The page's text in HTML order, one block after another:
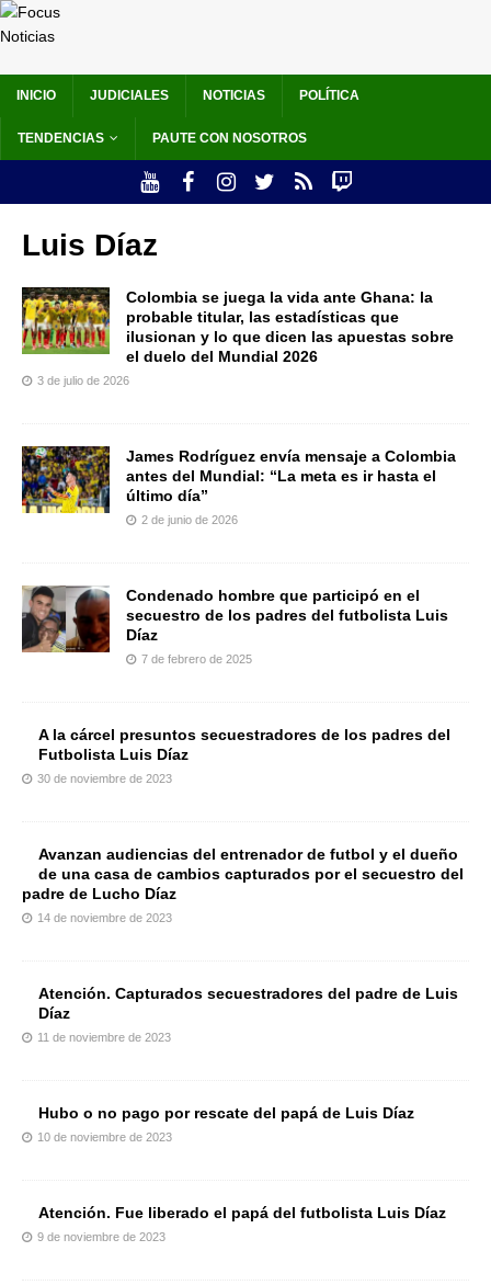
INICIO JUDICIALES NOTICIAS POLÍTICA
TENDENCIAS PAUTE CON NOSOTROS
Luis Díaz
Colombia se juega la vida ante Ghana: la
probable titular, las estadísticas que
ilusionan y lo que dicen las apuestas sobre
el duelo del Mundial 2026
3 de julio de 2026
James Rodríguez envía mensaje a Colombia
antes del Mundial: “La meta es ir hasta el
último día”
2 de junio de 2026
Condenado hombre que participó en el
secuestro de los padres del futbolista Luis
Díaz
7 de febrero de 2025
A la cárcel presuntos secuestradores de los padres del
Futbolista Luis Díaz
30 de noviembre de 2023
Avanzan audiencias del entrenador de futbol y el dueño
de una casa de cambios capturados por el secuestro del
padre de Lucho Díaz
14 de noviembre de 2023
Atención. Capturados secuestradores del padre de Luis
Díaz
11 de noviembre de 2023
Hubo o no pago por rescate del papá de Luis Díaz
10 de noviembre de 2023
Atención. Fue liberado el papá del futbolista Luis Díaz
9 de noviembre de 2023